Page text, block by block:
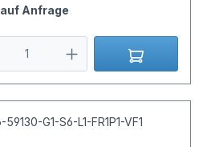
Anfrage
59130-G1-S6-L1-FR1P1-VF1